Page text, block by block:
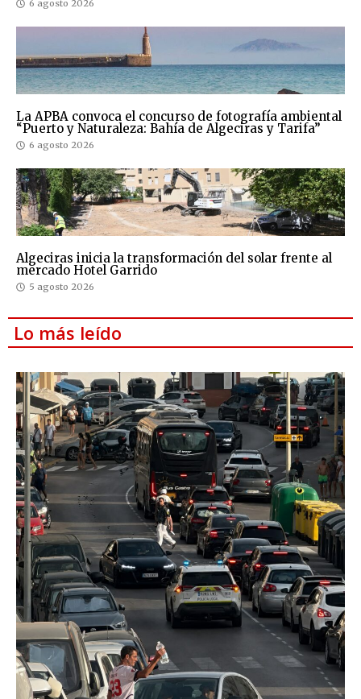
6 agosto 2026
La APBA convoca el concurso de fotografía ambiental
“Puerto y Naturaleza: Bahía de Algeciras y Tarifa”
6 agosto 2026
Algeciras inicia la transformación del solar frente al
mercado Hotel Garrido
5 agosto 2026
Lo más leído